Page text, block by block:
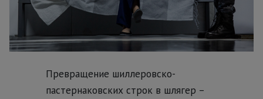
Превращение шиллеровско-
пастернаковских строк в шлягер –